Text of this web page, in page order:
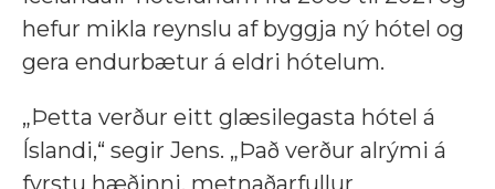
hefur mikla reynslu af byggja ný hótel og
gera endurbætur á eldri hótelum.
„Þetta verður eitt glæsilegasta hótel á
Íslandi,“ segir Jens. „Það verður alrými á
fyrstu hæðinni, metnaðarfullur